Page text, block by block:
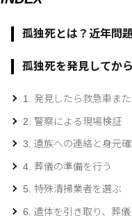
孤独死とは？近年問
孤独死を発見してか
1. 発見したら救急車ま
2. 警察による現場検証
3. 遺族への連絡と身元
4. 葬儀の準備を行う
5. 特殊清掃業者を選ぶ
6. 遺体を引き取り、葬